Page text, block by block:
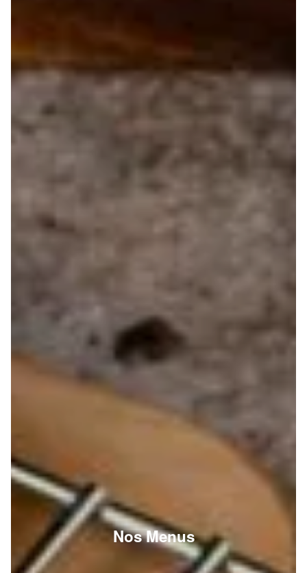
Nos Menus